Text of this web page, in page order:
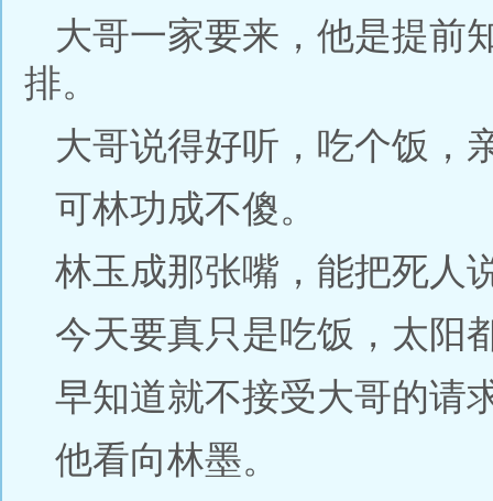
大哥一家要来，他是提前
排。
大哥说得好听，吃个饭，
可林功成不傻。
林玉成那张嘴，能把死人
今天要真只是吃饭，太阳
早知道就不接受大哥的请
他看向林墨。